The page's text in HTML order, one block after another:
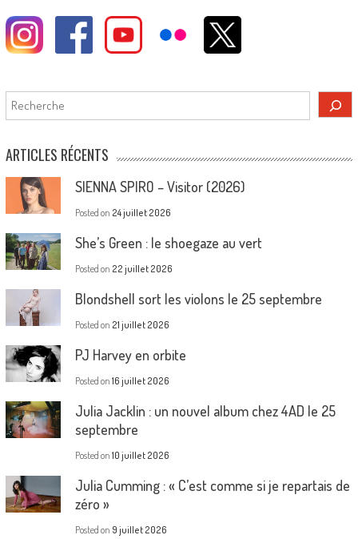
Rechercher
ARTICLES RÉCENTS
SIENNA SPIRO – Visitor (2026)
Posted on 24 juillet 2026
She’s Green : le shoegaze au vert
Posted on 22 juillet 2026
Blondshell sort les violons le 25 septembre
Posted on 21 juillet 2026
PJ Harvey en orbite
Posted on 16 juillet 2026
Julia Jacklin : un nouvel album chez 4AD le 25
septembre
Posted on 10 juillet 2026
Julia Cumming : « C’est comme si je repartais de
zéro »
Posted on 9 juillet 2026